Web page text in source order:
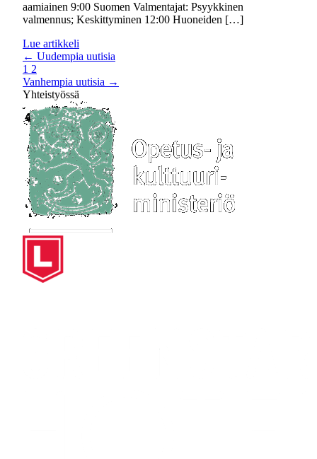
aamiainen 9:00 Suomen Valmentajat: Psyykkinen
valmennus; Keskittyminen 12:00 Huoneiden […]
Lue artikkeli
← Uudempia uutisia
1 2
Vanhempia uutisia →
Yhteistyössä